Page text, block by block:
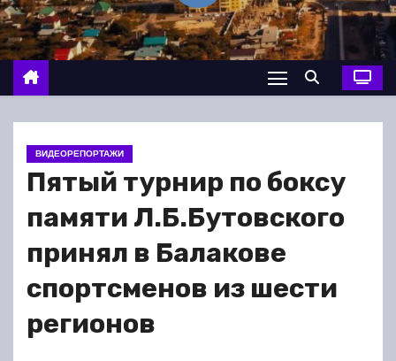
о
м
у
ВИДЕОРЕПОРТАЖИ
Пятый турнир по боксу
памяти Л.Б.Бутовского
принял в Балакове
спортсменов из шести
регионов